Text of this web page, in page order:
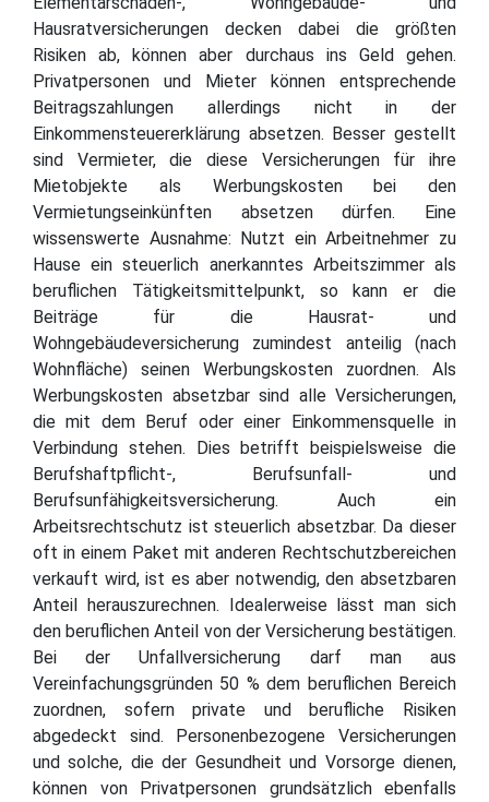
Hausratversicherungen decken dabei die größten
Risiken ab, können aber durchaus ins Geld gehen.
Privatpersonen und Mieter können entsprechende
Beitragszahlungen allerdings nicht in der
Einkommensteuererklärung absetzen. Besser gestellt
sind Vermieter, die diese Versicherungen für ihre
Mietobjekte als Werbungskosten bei den
Vermietungseinkünften absetzen dürfen. Eine
wissenswerte Ausnahme: Nutzt ein Arbeitnehmer zu
Hause ein steuerlich anerkanntes Arbeitszimmer als
beruflichen Tätigkeitsmittelpunkt, so kann er die
Beiträge für die Hausrat- und
Wohngebäudeversicherung zumindest anteilig (nach
Wohnfläche) seinen Werbungskosten zuordnen. Als
Werbungskosten absetzbar sind alle Versicherungen,
die mit dem Beruf oder einer Einkommensquelle in
Verbindung stehen. Dies betrifft beispielsweise die
Berufshaftpflicht-, Berufsunfall- und
Berufsunfähigkeitsversicherung. Auch ein
Arbeitsrechtschutz ist steuerlich absetzbar. Da dieser
oft in einem Paket mit anderen Rechtschutzbereichen
verkauft wird, ist es aber notwendig, den absetzbaren
Anteil herauszurechnen. Idealerweise lässt man sich
den beruflichen Anteil von der Versicherung bestätigen.
Bei der Unfallversicherung darf man aus
Vereinfachungsgründen 50 % dem beruflichen Bereich
zuordnen, sofern private und berufliche Risiken
abgedeckt sind. Personenbezogene Versicherungen
und solche, die der Gesundheit und Vorsorge dienen,
können von Privatpersonen grundsätzlich ebenfalls